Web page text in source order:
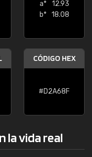
a*
12.93
b*
18.08
CÓDIGO HEX
#D2A68F
la vida real